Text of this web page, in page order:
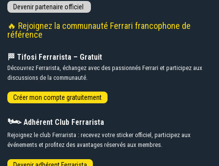
🔥 Rejoignez la communauté Ferrari francophone de
référence
🏁 Tifosi Ferrarista – Gratuit
Découvrez Ferrarista, échangez avec des passionnés Ferrari et participez aux
discussions de la communauté.
🏎️ Adhérent Club Ferrarista
Rejoignez le club Ferrarista : recevez votre sticker officiel, participez aux
événements et profitez des avantages réservés aux membres.